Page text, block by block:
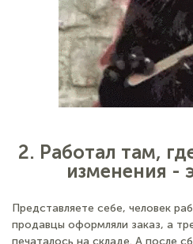
2. Работал там,
изменения -
Представляете себе, человек
продавцы оформляли заказ, а